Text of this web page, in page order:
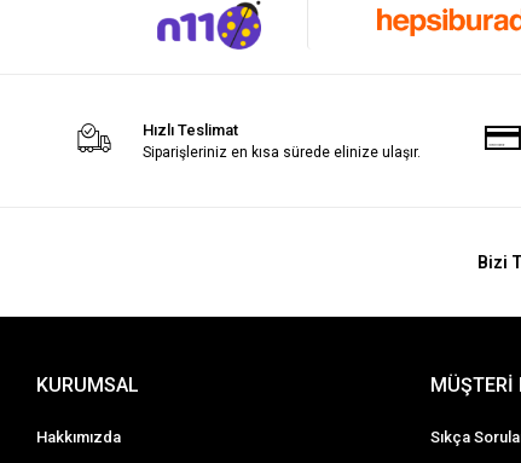
Hızlı Teslimat
Siparişleriniz en kısa sürede elinize ulaşır.
Bizi
KURUMSAL
Hakkımızda
MÜŞTERİ
Sıkça